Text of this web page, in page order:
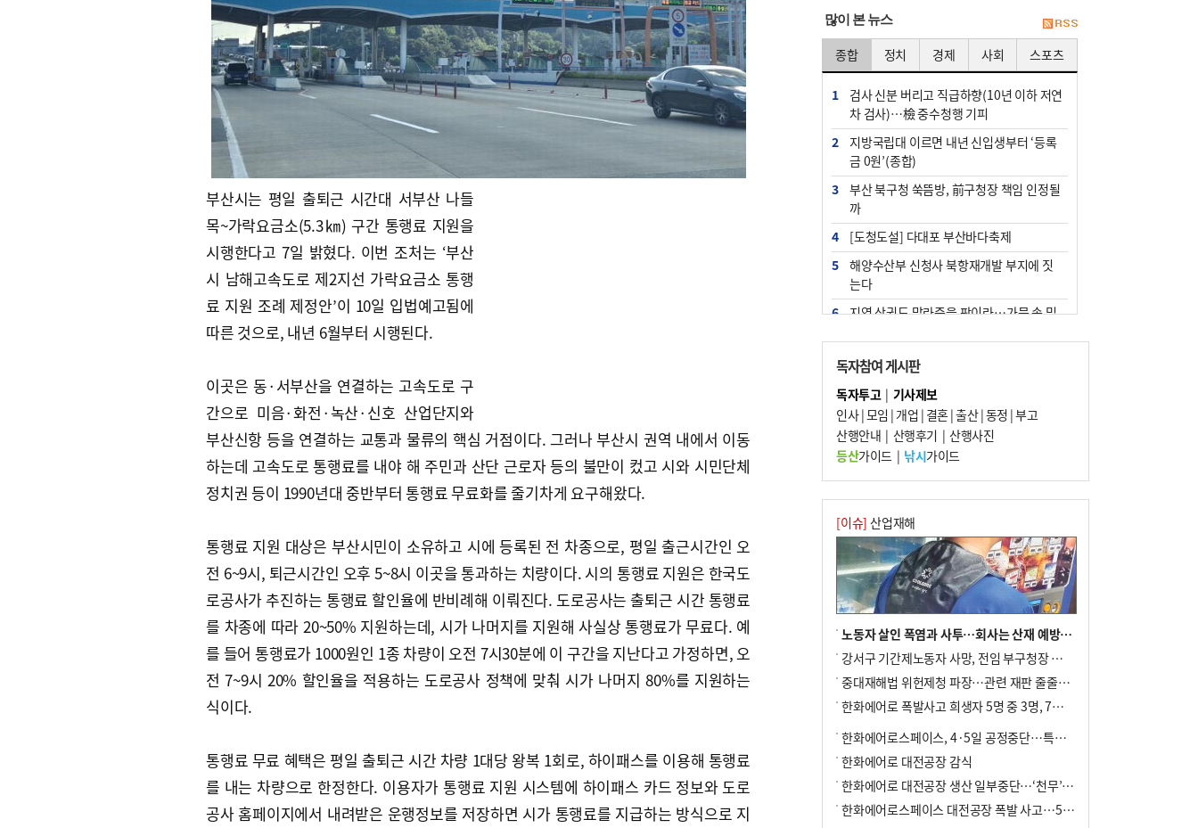
부산시는 평일 출퇴근 시간대 서부산 나들
목~가락요금소(5.3㎞) 구간 통행료 지원을
시행한다고 7일 밝혔다. 이번 조처는 ‘부산
시 남해고속도로 제2지선 가락요금소 통행
료 지원 조례 제정안’이 10일 입법예고됨에
따른 것으로, 내년 6월부터 시행된다.
이곳은 동·서부산을 연결하는 고속도로 구
간으로 미음·화전·녹산·신호 산업단지와
부산신항 등을 연결하는 교통과 물류의 핵심 거점이다. 그러나 부산시 권역 내에서 이동
하는데 고속도로 통행료를 내야 해 주민과 산단 근로자 등의 불만이 컸고 시와 시민단체
정치권 등이 1990년대 중반부터 통행료 무료화를 줄기차게 요구해왔다.
통행료 지원 대상은 부산시민이 소유하고 시에 등록된 전 차종으로, 평일 출근시간인 오
전 6~9시, 퇴근시간인 오후 5~8시 이곳을 통과하는 치량이다. 시의 통행료 지원은 한국도
로공사가 추진하는 통행료 할인율에 반비례해 이뤄진다. 도로공사는 출퇴근 시간 통행료
를 차종에 따라 20~50% 지원하는데, 시가 나머지를 지원해 사실상 통행료가 무료다. 예
를 들어 통행료가 1000원인 1종 차량이 오전 7시30분에 이 구간을 지난다고 가정하면, 오
전 7~9시 20% 할인율을 적용하는 도로공사 정책에 맞춰 시가 나머지 80%를 지원하는
식이다.
통행료 무료 혜택은 평일 출퇴근 시간 차량 1대당 왕복 1회로, 하이패스를 이용해 통행료
를 내는 차량으로 한정한다. 이용자가 통행료 지원 시스템에 하이패스 카드 정보와 도로
공사 홈페이지에서 내려받은 운행정보를 저장하면 시가 통행료를 지급하는 방식으로 지
많이 본 뉴스
종합 정치 경제 사회 스포츠
1
검사 신분 버리고 직급하향(10년 이하 저연
차 검사)…檢 중수청행 기피
2
지방국립대 이르면 내년 신입생부터 ‘등록
금 0원’(종합)
3
부산 북구청 쑥뜸방, 前구청장 책임 인정될
까
4
[도청도설] 다대포 부산바다축제
5
해양수산부 신청사 북항재개발 부지에 짓
는다
6
지역 상권도 말라죽을 판이라…가뭄 속 밀
7
법원, 단차 논란 북항 복합환승센터 공사중
지 관련 현장검증
8
통영시민 추석 전 35만 원 받는다
9
부산 철강공장 50대 노동자 추락사
10 국힘 부산시당, ‘정이한 조력’ 시의원 윤리
위에…‘한동훈 지지’도 신고접수
독자참여 게시판
독자투고| 기사제보
인사|모임 | 개업 | 결혼|출산|동정 |부고
산행안내 | 산행후기 | 산행사진
등산가이드| 낚시가이드
[이슈] 산업재해
노동자 살인 폭염과 사투…회사는 산재 예방·전기료 절감 전력
강서구 기간제노동자 사망, 전임 부구청장 檢 송치
중대재해법 위헌제청 파장…관련 재판 줄줄이 브레이크
한화에어로 폭발사고 희생자 5명 중 3명, 7일 영면
한화에어로스페이스, 4·5일 공정중단…특별 안전점검
한화에어로 대전공장 감식
한화에어로 대전공장 생산 일부중단…‘천무’ 수출 비상
한화에어로스페이스 대전공장 폭발 사고…5명 사망·2명 부상(종합)